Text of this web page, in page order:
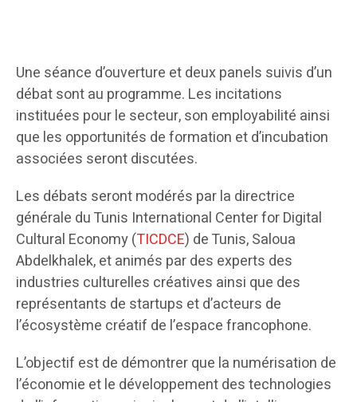
Une séance d’ouverture et deux panels suivis d’un
débat sont au programme. Les incitations
instituées pour le secteur, son employabilité ainsi
que les opportunités de formation et d’incubation
associées seront discutées.
Les débats seront modérés par la directrice
générale du Tunis International Center for Digital
Cultural Economy (TICDCE) de Tunis, Saloua
Abdelkhalek, et animés par des experts des
industries culturelles créatives ainsi que des
représentants de startups et d’acteurs de
l’écosystème créatif de l’espace francophone.
L’objectif est de démontrer que la numérisation de
l’économie et le développement des technologies